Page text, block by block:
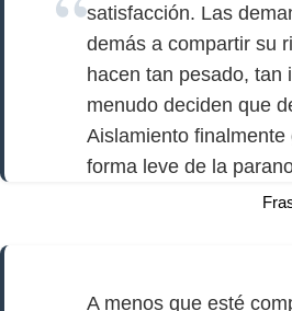
satisfacción. Las
demás a compartir su
hacen tan pesado, tan
menudo deciden que
Aislamiento finalmente
forma leve de la
A menos que esté